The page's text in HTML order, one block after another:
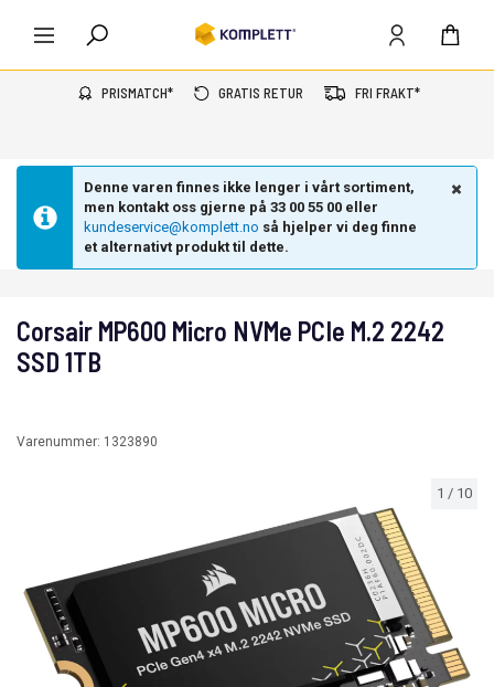
PRISMATCH* GRATIS RETUR FRI FRAKT*
Denne varen finnes ikke lenger i vårt sortiment,
men kontakt oss gjerne på 33 00 55 00 eller
kundeservice@komplett.no så hjelper vi deg finne
et alternativt produkt til dette.
1 / 10
Corsair MP600 Micro NVMe PCIe M.2 2242
SSD 1TB
Varenummer: 1323890